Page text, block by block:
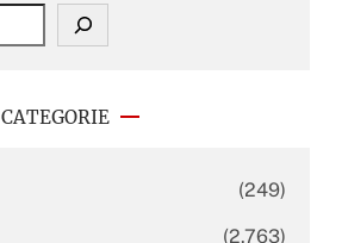
CATEGORIE
(249)
(2.763)